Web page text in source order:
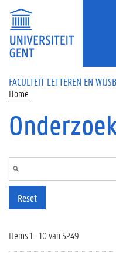
Overslaan en naar de inhoud gaan
FACULTEIT LETTEREN EN
Home
Reset
Items 1 - 10 van 5249